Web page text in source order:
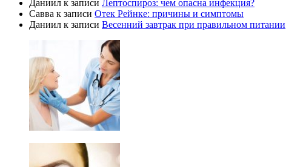
Даниил к записи Лептоспироз: чем опасна инфекция?
Савва к записи Отек Рейнке: причины и симптомы
Даниил к записи Весенний завтрак при правильном питании